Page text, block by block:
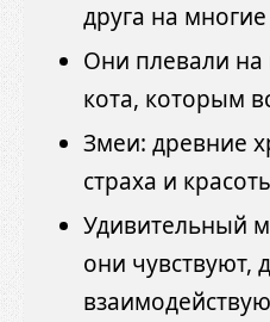
друга на
Они плевали
кота, которым
Змеи: древние
страха и
Удивительный
они чувствуют,